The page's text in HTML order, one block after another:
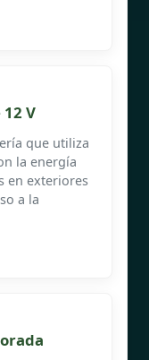
V
que utiliza
la energía
en exteriores
a la